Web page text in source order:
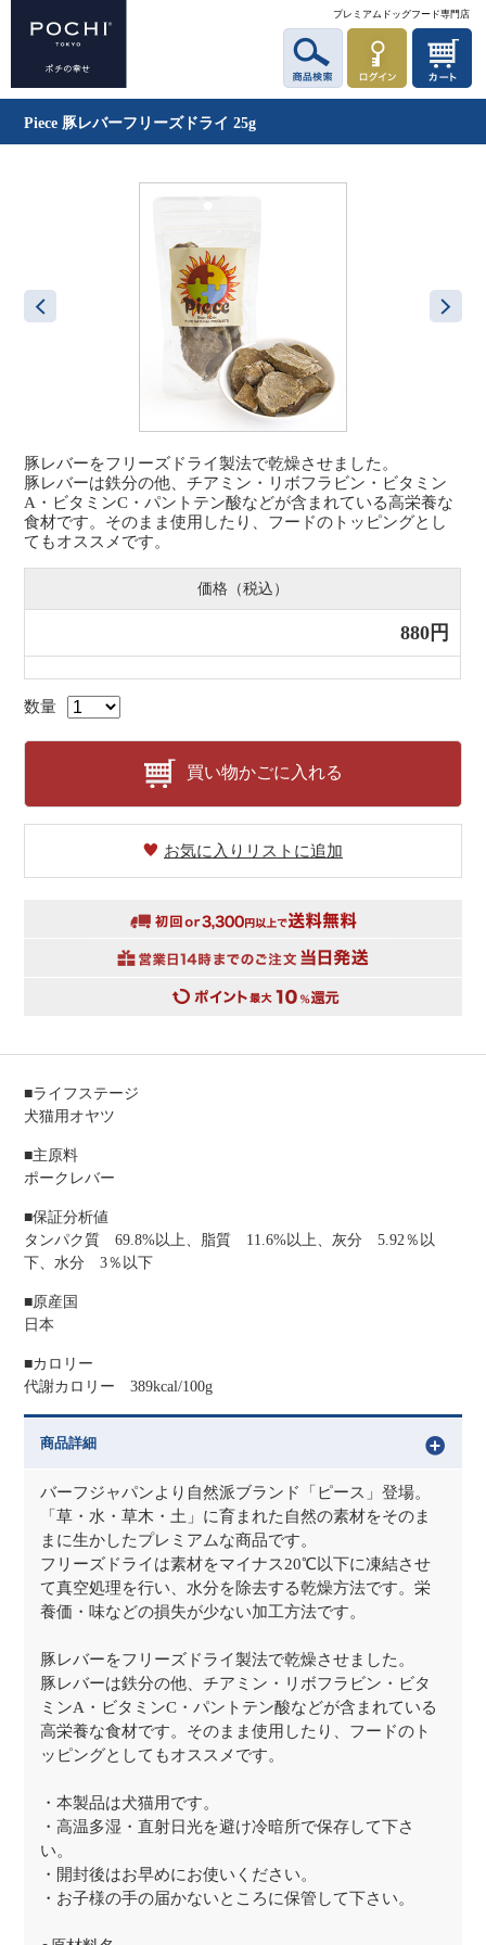
プレミアムドッグフード専門店
Piece 豚レバーフリーズドライ 25g
豚レバーをフリーズドライ製法で乾燥させました。
豚レバーは鉄分の他、チアミン・リボフラビン・ビタミン
A・ビタミンC・パントテン酸などが含まれている高栄養な
食材です。そのまま使用したり、フードのトッピングとし
てもオススメです。
価格（税込）
880円
数量
買い物かごに入れる
お気に入りリストに追加
■ライフステージ
犬猫用オヤツ
■主原料
ポークレバー
■保証分析値
タンパク質 69.8%以上、脂質 11.6%以上、灰分 5.92％以
下、水分 3％以下
■原産国
日本
■カロリー
代謝カロリー 389kcal/100g
商品詳細
バーフジャパンより自然派ブランド「ピース」登場。
「草・水・草木・土」に育まれた自然の素材をそのま
まに生かしたプレミアムな商品です。
フリーズドライは素材をマイナス20℃以下に凍結させ
て真空処理を行い、水分を除去する乾燥方法です。栄
養価・味などの損失が少ない加工方法です。
豚レバーをフリーズドライ製法で乾燥させました。
豚レバーは鉄分の他、チアミン・リボフラビン・ビタ
ミンA・ビタミンC・パントテン酸などが含まれている
高栄養な食材です。そのまま使用したり、フードのト
ッピングとしてもオススメです。
・本製品は犬猫用です。
・高温多湿・直射日光を避け冷暗所で保存して下さ
い。
・開封後はお早めにお使いください。
・お子様の手の届かないところに保管して下さい。